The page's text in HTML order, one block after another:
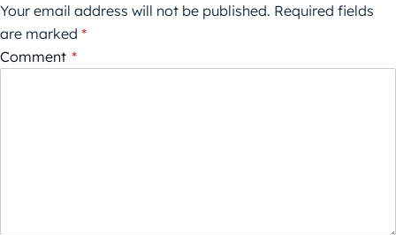
Your email address will not be published. Required fields
are marked *
Comment *